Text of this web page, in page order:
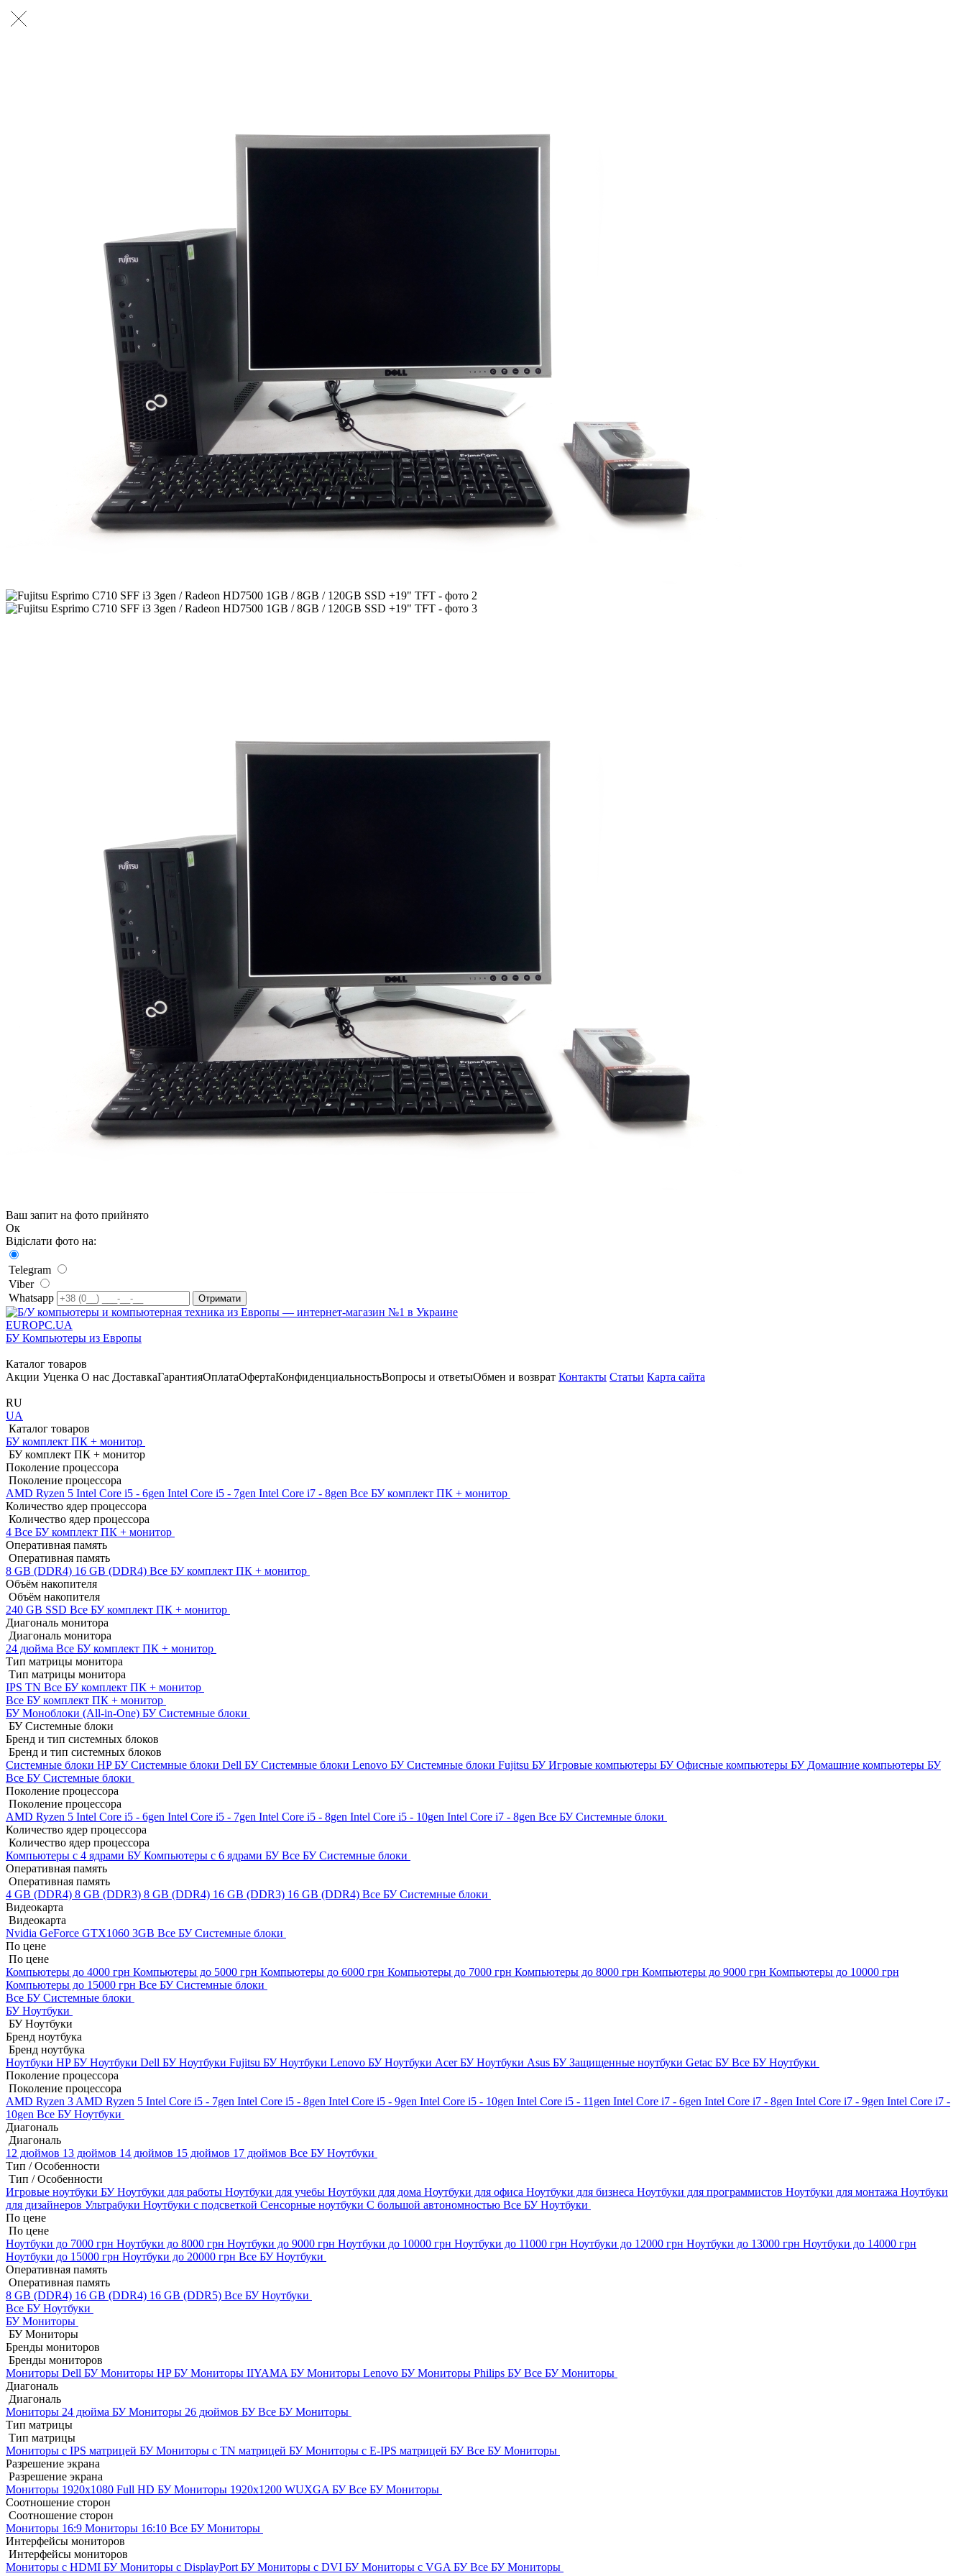
Ваш запит на фото прийнято
Ок
Відіслати фото на:
Telegram
Viber
Whatsapp
EUROPC.UA
БУ Компьютеры из Европы
Каталог товаров
Акции Уценка О нас ДоставкаГарантияОплатаОфертаКонфиденциальностьВопросы и ответыОбмен и возврат Контакты Статьи Карта сайта
RU
UA
Каталог товаров
БУ комплект ПК + монитор
БУ комплект ПК + монитор
Поколение процессора
Поколение процессора
AMD Ryzen 5 Intel Core i5 - 6gen Intel Core i5 - 7gen Intel Core i7 - 8gen Все БУ комплект ПК + монитор
Количество ядер процессора
Количество ядер процессора
4 Все БУ комплект ПК + монитор
Оперативная память
Оперативная память
8 GB (DDR4) 16 GB (DDR4) Все БУ комплект ПК + монитор
Объём накопителя
Объём накопителя
240 GB SSD Все БУ комплект ПК + монитор
Диагональ монитора
Диагональ монитора
24 дюйма Все БУ комплект ПК + монитор
Тип матрицы монитора
Тип матрицы монитора
IPS TN Все БУ комплект ПК + монитор
Все БУ комплект ПК + монитор
БУ Моноблоки (All-in-One) БУ Системные блоки
БУ Системные блоки
Бренд и тип системных блоков
Бренд и тип системных блоков
Системные блоки HP БУСистемные блоки Dell БУСистемные блоки Lenovo БУСистемные блоки Fujitsu БУИгровые компьютеры БУОфисные компьютеры БУ Домашние компьютеры БУ
Все БУ Системные блоки
Поколение процессора
Поколение процессора
AMD Ryzen 5 Intel Core i5 - 6gen Intel Core i5 - 7gen Intel Core i5 - 8gen Intel Core i5 - 10gen Intel Core i7 - 8gen Все БУ Системные блоки
Количество ядер процессора
Количество ядер процессора
Компьютеры с 4 ядрами БУКомпьютеры с 6 ядрами БУВсе БУ Системные блоки
Оперативная память
Оперативная память
4 GB (DDR4) 8 GB (DDR3) 8 GB (DDR4) 16 GB (DDR3) 16 GB (DDR4) Все БУ Системные блоки
Видеокарта
Видеокарта
Nvidia GeForce GTX1060 3GB Все БУ Системные блоки
По цене
По цене
Компьютеры до 4000 грн Компьютеры до 5000 грн Компьютеры до 6000 грн Компьютеры до 7000 грн Компьютеры до 8000 грн Компьютеры до 9000 грн Компьютеры до 10000 грн
Компьютеры до 15000 грн Все БУ Системные блоки
Все БУ Системные блоки
БУ Ноутбуки
БУ Ноутбуки
Бренд ноутбука
Бренд ноутбука
Ноутбуки HP БУНоутбуки Dell БУНоутбуки Fujitsu БУНоутбуки Lenovo БУНоутбуки Acer БУНоутбуки Asus БУЗащищенные ноутбуки Getac БУВсе БУ Ноутбуки
Поколение процессора
Поколение процессора
AMD Ryzen 3 AMD Ryzen 5 Intel Core i5 - 7gen Intel Core i5 - 8gen Intel Core i5 - 9gen Intel Core i5 - 10gen Intel Core i5 - 11gen Intel Core i7 - 6gen Intel Core i7 - 8gen Intel Core i7 - 9gen Intel Core i7 -
10gen Все БУ Ноутбуки
Диагональ
Диагональ
12 дюймов 13 дюймов 14 дюймов 15 дюймов 17 дюймов Все БУ Ноутбуки
Тип / Особенности
Тип / Особенности
Игровые ноутбуки БУНоутбуки для работы Ноутбуки для учебы Ноутбуки для дома Ноутбуки для офиса Ноутбуки для бизнеса Ноутбуки для программистов Ноутбуки для монтажа Ноутбуки
для дизайнеров Ультрабуки Ноутбуки с подсветкой Сенсорные ноутбуки С большой автономностью Все БУ Ноутбуки
По цене
По цене
Ноутбуки до 7000 грн Ноутбуки до 8000 грн Ноутбуки до 9000 грн Ноутбуки до 10000 грн Ноутбуки до 11000 грн Ноутбуки до 12000 грн Ноутбуки до 13000 грн Ноутбуки до 14000 грн
Ноутбуки до 15000 грн Ноутбуки до 20000 грн Все БУ Ноутбуки
Оперативная память
Оперативная память
8 GB (DDR4) 16 GB (DDR4) 16 GB (DDR5) Все БУ Ноутбуки
Все БУ Ноутбуки
БУ Мониторы
БУ Мониторы
Бренды мониторов
Бренды мониторов
Мониторы Dell БУМониторы HP БУМониторы IIYAMA БУМониторы Lenovo БУМониторы Philips БУВсе БУ Мониторы
Диагональ
Диагональ
Мониторы 24 дюйма БУМониторы 26 дюймов БУВсе БУ Мониторы
Тип матрицы
Тип матрицы
Мониторы с IPS матрицей БУМониторы с TN матрицей БУМониторы с E-IPS матрицей БУВсе БУ Мониторы
Разрешение экрана
Разрешение экрана
Мониторы 1920x1080 Full HD БУМониторы 1920x1200 WUXGA БУВсе БУ Мониторы
Соотношение сторон
Соотношение сторон
Мониторы 16:9 Мониторы 16:10 Все БУ Мониторы
Интерфейсы мониторов
Интерфейсы мониторов
Мониторы с HDMI БУМониторы с DisplayPort БУМониторы с DVI БУМониторы с VGA БУВсе БУ Мониторы